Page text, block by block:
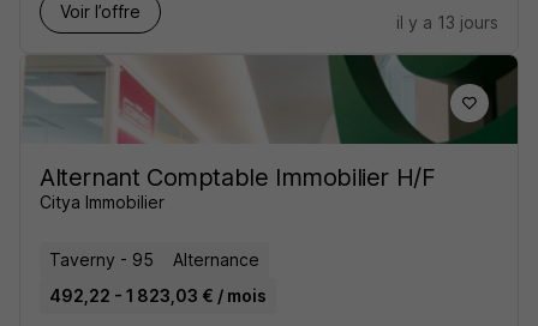
Voir l’offre
il y a 13 jours
Alternant Comptable Immobilier H/F
Citya Immobilier
Taverny - 95
Alternance
492,22 - 1 823,03 € / mois